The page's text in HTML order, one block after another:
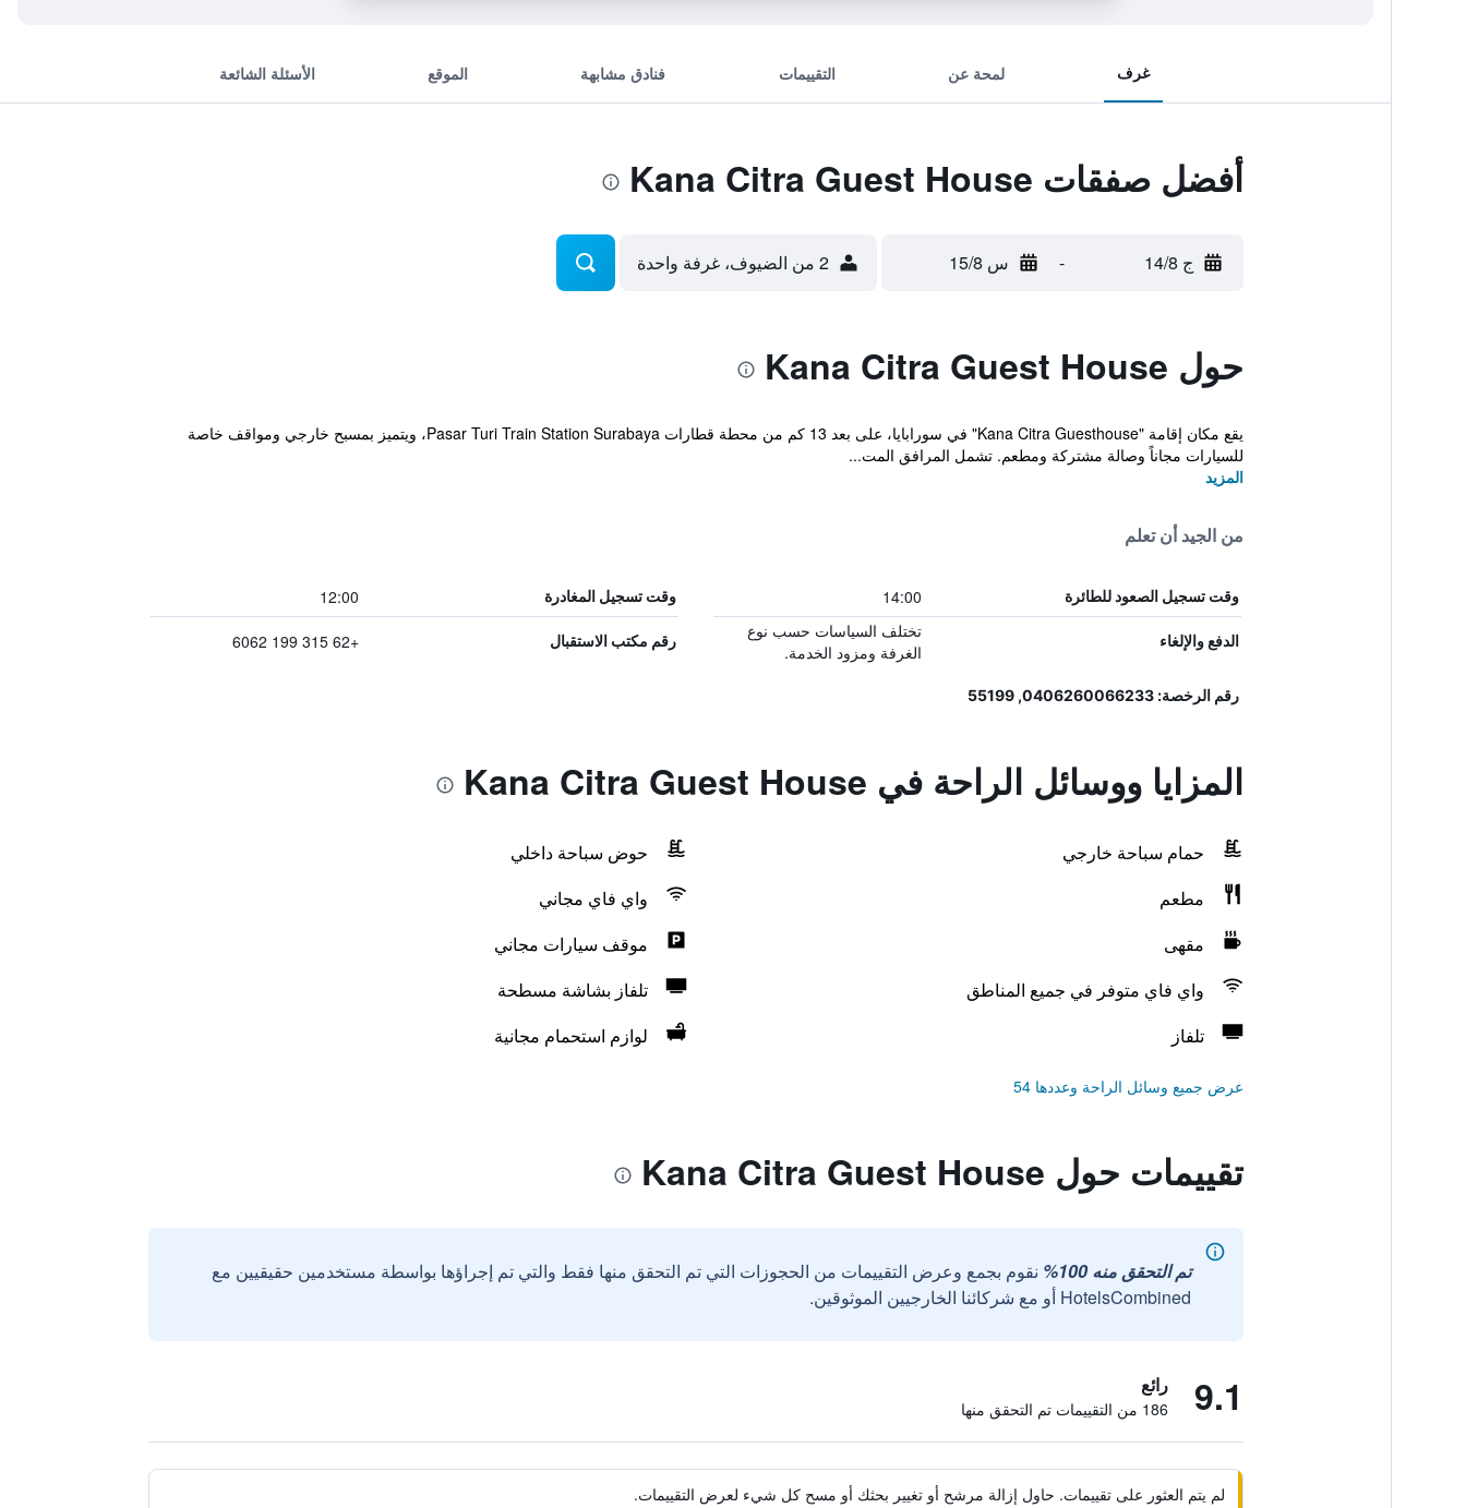
غرف لمحة عن التقييمات فنادق مشابهة الموقع الأسئلة الشائعة
أفضل صفقات Kana Citra Guest House
ج 14/8 - س 15/8 2 من الضيوف، غرفة واحدة
حول Kana Citra Guest House
يقع مكان إقامة "Kana Citra Guesthouse" في سورابايا، على بعد 13 كم من محطة قطارات Pasar Turi Train Station Surabaya، ويتميز بمسبح خارجي ومواقف خاصة
للسيارات مجاناً وصالة مشتركة ومطعم. تشمل المرافق المت...
المزيد
من الجيد أن تعلم
وقت تسجيل الصعود للطائرة 14:00 وقت تسجيل المغادرة 12:00
الدفع والإلغاء
تختلف السياسات حسب نوع
الغرفة ومزود الخدمة.
رقم مكتب الاستقبال +62 315 199 6062
رقم الرخصة: 0406260066233, 55199
المزايا ووسائل الراحة في Kana Citra Guest House
حمام سباحة خارجي
حوض سباحة داخلي
مطعم
واي فاي مجاني
مقهى
موقف سيارات مجاني
واي فاي متوفر في جميع المناطق
تلفاز بشاشة مسطحة
تلفاز
لوازم استحمام مجانية
عرض جميع وسائل الراحة وعددها 54
تقييمات حول Kana Citra Guest House
تم التحقق منه 100%
نقوم بجمع وعرض التقييمات من الحجوزات التي تم التحقق منها فقط والتي تم إجراؤها بواسطة مستخدمين حقيقيين مع
HotelsCombined أو مع شركائنا الخارجيين الموثوقين.
9.1 رائع
186 من التقييمات تم التحقق منها
لم يتم العثور على تقييمات. حاول إزالة مرشح أو تغيير بحثك أو مسح كل شيء لعرض التقييمات.